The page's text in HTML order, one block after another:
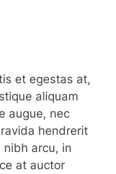
et egestas at,
aliquam
augue, nec
hendrerit
nibh arcu, in
at auctor